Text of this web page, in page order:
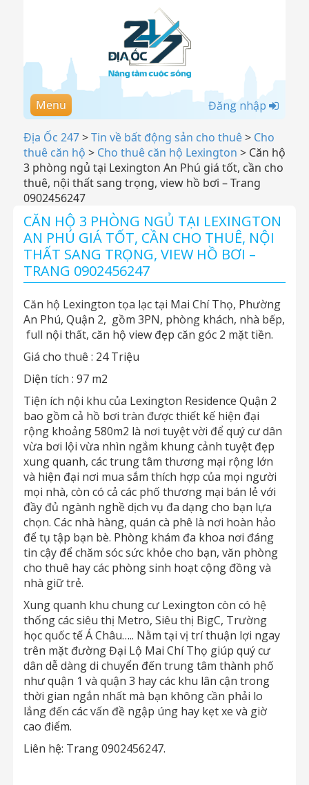
Menu Đăng nhập
Địa Ốc 247>Tin về bất động sản cho thuê> Cho
thuê căn hộ > Cho thuê căn hộ Lexington > Căn hộ
3 phòng ngủ tại Lexington An Phú giá tốt, cần cho
thuê, nội thất sang trọng, view hồ bơi – Trang
0902456247
CĂN HỘ 3 PHÒNG NGỦ TẠI LEXINGTON
AN PHÚ GIÁ TỐT, CẦN CHO THUÊ, NỘI
THẤT SANG TRỌNG, VIEW HỒ BƠI –
TRANG 0902456247
Căn hộ Lexington tọa lạc tại Mai Chí Thọ, Phường
An Phú, Quận 2, gồm 3PN, phòng khách, nhà bếp,
full nội thất, căn hộ view đẹp căn góc 2 mặt tiền.
Giá cho thuê : 24 Triệu
Diện tích : 97 m2
Tiện ích nội khu của Lexington Residence Quận 2
bao gồm cả hồ bơi tràn được thiết kế hiện đại
rộng khoảng 580m2 là nơi tuyệt vời để quý cư dân
vừa bơi lội vừa nhìn ngắm khung cảnh tuyệt đẹp
xung quanh, các trung tâm thương mại rộng lớn
và hiện đại nơi mua sắm thích hợp của mọi người
mọi nhà, còn có cả các phố thương mại bán lẻ với
đầy đủ ngành nghề dịch vụ đa dạng cho bạn lựa
chọn. Các nhà hàng, quán cà phê là nơi hoàn hảo
để tụ tập bạn bè. Phòng khám đa khoa nơi đáng
tin cậy để chăm sóc sức khỏe cho bạn, văn phòng
cho thuê hay các phòng sinh hoạt cộng đồng và
nhà giữ trẻ.
Xung quanh khu chung cư Lexington còn có hệ
thống các siêu thị Metro, Siêu thị BigC, Trường
học quốc tế Á Châu….. Nằm tại vị trí thuận lợi ngay
trên mặt đường Đại Lộ Mai Chí Thọ giúp quý cư
dân dễ dàng di chuyển đến trung tâm thành phố
như quận 1 và quận 3 hay các khu lân cận trong
thời gian ngắn nhất mà bạn không cần phải lo
lắng đến các vấn đề ngập úng hay kẹt xe và giờ
cao điểm.
Liên hệ: Trang 0902456247.